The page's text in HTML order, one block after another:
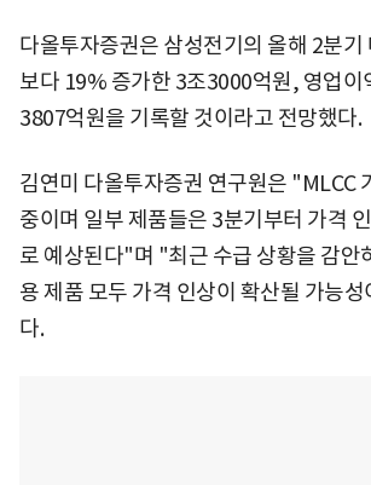
다올투자증권은 삼성전기의 올해 2분기
보다 19% 증가한 3조3000억원, 영업
3807억원을 기록할 것이라고 전망했다.
김연미 다올투자증권 연구원은 "MLCC
중이며 일부 제품들은 3분기부터 가격
로 예상된다"며 "최근 수급 상황을 감안
용 제품 모두 가격 인상이 확산될 가능
다.